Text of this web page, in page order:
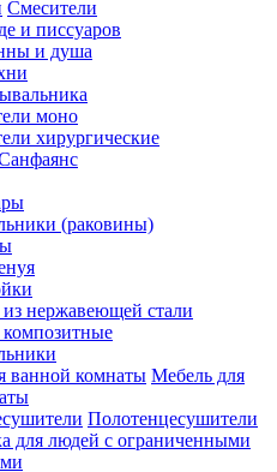
Смесители
и писсуаров
и душа
моно
хирургические
(раковины)
нержавеющей стали
Мебель для
Полотенцесушители